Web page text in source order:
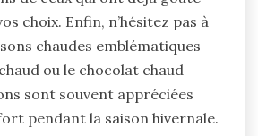
choix. Enfin, n’hésitez pas à
chaudes emblématiques
ou le chocolat chaud
sont souvent appréciées
pendant la saison hivernale.